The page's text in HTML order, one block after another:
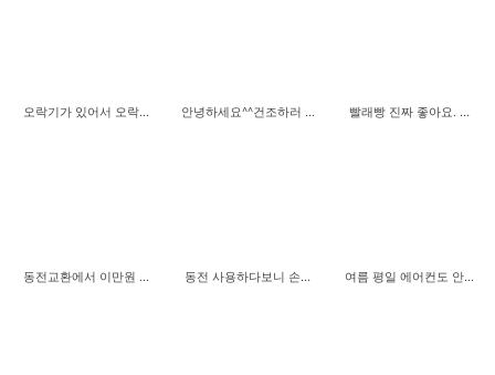
오락기가 있어서 오락... 안녕하세요^^건조하러 ... 빨래빵 진짜 좋아요. ...
동전교환에서 이만원 ... 동전 사용하다보니 손... 여름 평일 에어컨도 안...